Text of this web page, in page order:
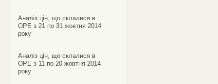
Аналіз цін, що склалися в
ОРЕ з 21 по 31 жовтня 2014
року
Аналіз цін, що склалися в
ОРЕ з 11 по 20 жовтня 2014
року